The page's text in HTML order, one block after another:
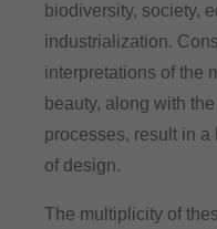
biodiversity, society,
industrialization.
interpretations of the
beauty, along with
processes, result in
of design.
The multiplicity of